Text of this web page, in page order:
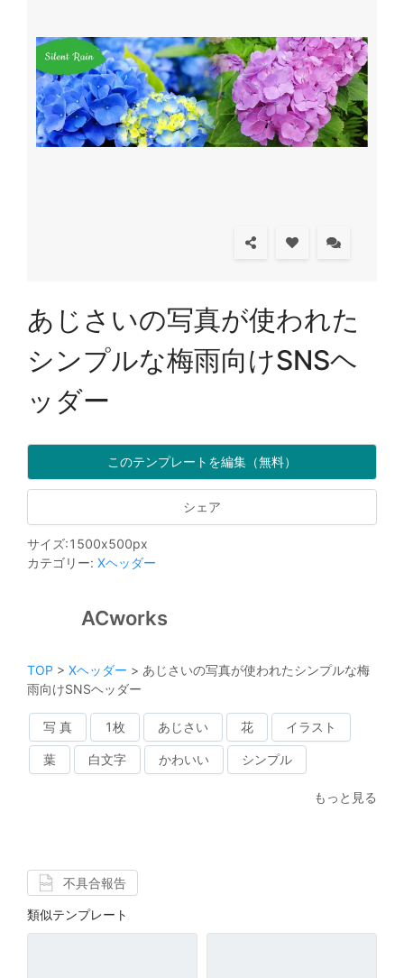
あじさいの写真が使われた
シンプルな梅雨向けSNSヘ
ッダー
このテンプレートを編集（無料）
シェア
サイズ:1500x500px
カテゴリー: Xヘッダー
ACworks
TOP > Xヘッダー > あじさいの写真が使われたシンプルな梅
雨向けSNSヘッダー
写 真 1枚 あじさい 花 イラスト
葉 白文字 かわいい シンプル
もっと見る
不具合報告
類似テンプレート